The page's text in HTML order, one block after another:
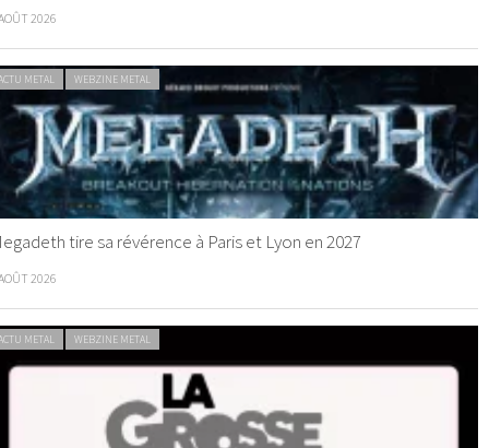
2026
METAL WEBZINE METAL
tire sa révérence à Paris et Lyon en 2027
2026
METAL WEBZINE METAL